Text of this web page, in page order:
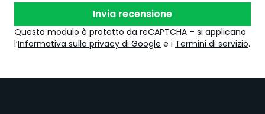
Invia recensione
Questo modulo è protetto da reCAPTCHA – si applicano
l’Informativa sulla privacy di Google e i Termini di servizio.